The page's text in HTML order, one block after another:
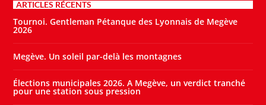
ARTICLES RÉCENTS
Tournoi. Gentleman Pétanque des Lyonnais de Megève
2026
Megève. Un soleil par-delà les montagnes
Élections municipales 2026. A Megève, un verdict tranché
pour une station sous pression